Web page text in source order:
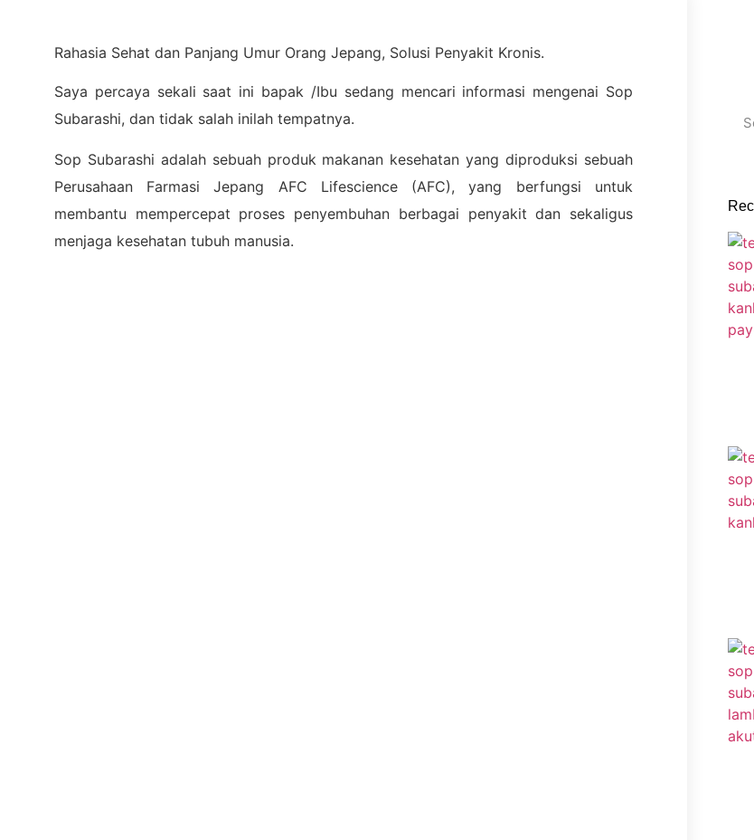
Rahasia Sehat dan Panjang Umur Orang Jepang, Solusi Penyakit Kronis.
Saya percaya sekali saat ini bapak /Ibu sedang mencari informasi mengenai Sop
Subarashi, dan tidak salah inilah tempatnya.
Sop Subarashi adalah sebuah produk makanan kesehatan yang diproduksi sebuah
Perusahaan Farmasi Jepang AFC Lifescience (AFC), yang berfungsi untuk
membantu mempercepat proses penyembuhan berbagai penyakit dan sekaligus
menjaga kesehatan tubuh manusia.